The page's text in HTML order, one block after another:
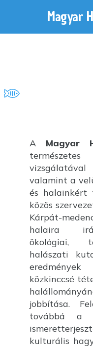
Magyar
A Magyar
valamint a
és halainkért
közös
Kárpát-
halaira
ökológiai,
halászati
közkinccsé
jobbítása.
továbbá a
kulturális